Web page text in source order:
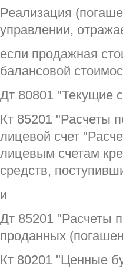
Реализация
управлении,
если продажная
балансовой
Дт 80801 "Текущие
Кт 85201 "Расчеты
лицевой счет
лицевым счетам
средств,
и
Дт 85201 "Расчеты
проданных
Кт 80201 "Ценные